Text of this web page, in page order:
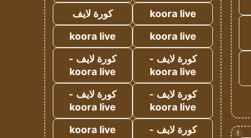
!
koora live
كورة لايف
koora live
koora live
كورة لايف -
koora live
كورة لايف -
koora live
كورة لايف -
koora live
كورة لايف -
koora live
كورة لايف -
koora live